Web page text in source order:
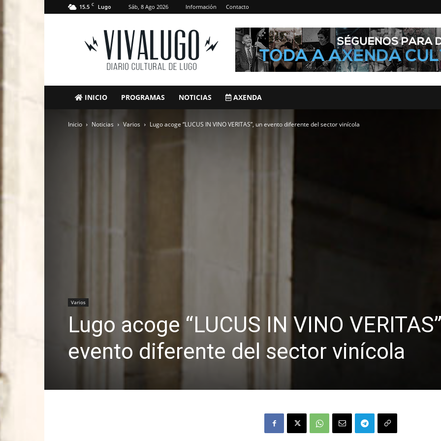
15.5 C Lugo Sáb, 8 Ago 2026 Información Contacto
VivaLugo
INICIO PROGRAMAS NOTICIAS AXENDA
Inicio Noticias Varios Lugo acoge “LUCUS IN VINO VERITAS”, un evento diferente del sector vinícola
Varios
Lugo acoge “LUCUS IN VINO
evento diferente del sector vinícola